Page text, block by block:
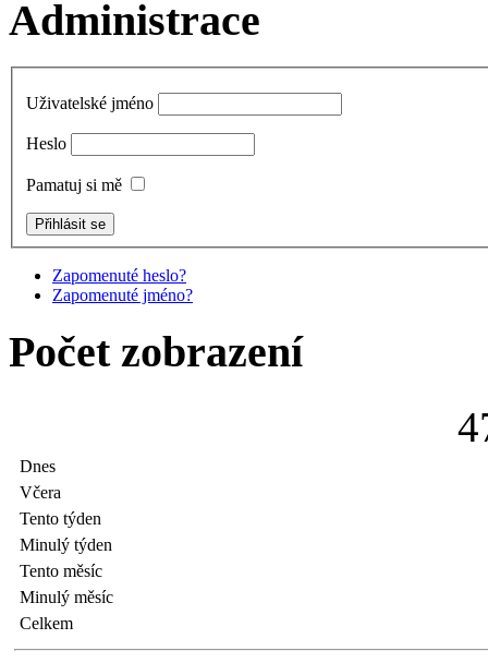
Administrace
Uživatelské jméno
Heslo
Pamatuj si mě
Zapomenuté heslo?
Zapomenuté jméno?
Počet zobrazení
4
Dnes
Včera
Tento týden
Minulý týden
Tento měsíc
Minulý měsíc
Celkem